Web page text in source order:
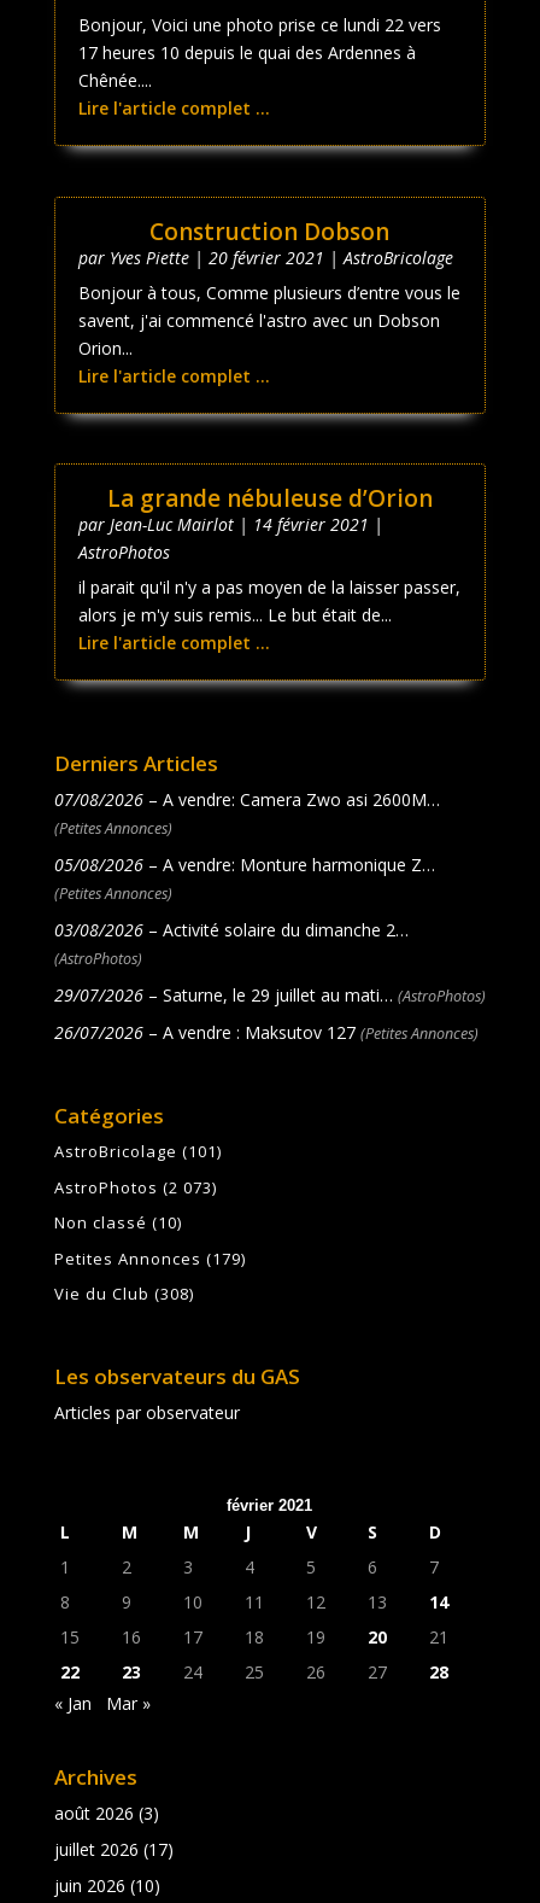
Bonjour, Voici une photo prise ce lundi 22 vers
17 heures 10 depuis le quai des Ardennes à
Chênée....
Lire l'article complet ...
Construction Dobson
par Yves Piette| 20 février 2021 | AstroBricolage
Bonjour à tous, Comme plusieurs d’entre vous le
savent, j'ai commencé l'astro avec un Dobson
Orion...
Lire l'article complet ...
La grande nébuleuse d’Orion
par Jean-Luc Mairlot| 14 février 2021 |
AstroPhotos
il parait qu'il n'y a pas moyen de la laisser passer,
alors je m'y suis remis... Le but était de...
Lire l'article complet ...
Derniers Articles
07/08/2026– A vendre: Camera Zwo asi 2600M…
(Petites Annonces)
05/08/2026– A vendre: Monture harmonique Z…
(Petites Annonces)
03/08/2026– Activité solaire du dimanche 2…
(AstroPhotos)
29/07/2026– Saturne, le 29 juillet au mati… (AstroPhotos)
26/07/2026– A vendre : Maksutov 127 (Petites Annonces)
Catégories
AstroBricolage (101)
AstroPhotos (2 073)
Non classé (10)
Petites Annonces (179)
Vie du Club (308)
Les observateurs du GAS
Articles par observateur
février 2021
L M M J V S
D
1
2 3 4 5 6
7
8
9 10 11 12 13
14
15
16 17 18 19 20
21
22
23 24 25 26 27
28
« Jan
Mar »
Archives
août 2026 (3)
juillet 2026 (17)
juin 2026 (10)